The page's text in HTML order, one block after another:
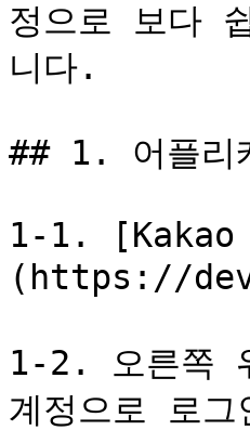
정으로 보다
니다.
## 1. 어플리
1-1. [Kakao
(https://
1-2. 오른쪽
계정으로 로